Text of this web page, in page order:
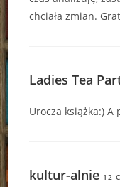
chciała zmian.
Ladies Tea
Urocza książka:)
kultur-alnie 12